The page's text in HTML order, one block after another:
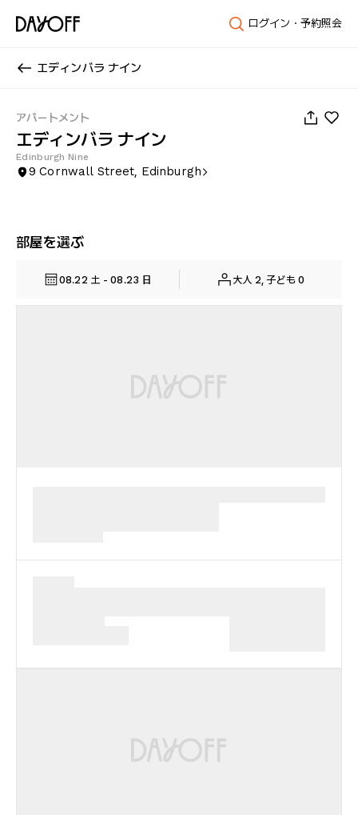
ログイン・予約照会
エディンバラ ナイン
アパートメント
エディンバラ ナイン
Edinburgh Nine
9 Cornwall Street, Edinburgh
部屋を選ぶ
08.22 土 - 08.23 日 大人 2, 子ども 0